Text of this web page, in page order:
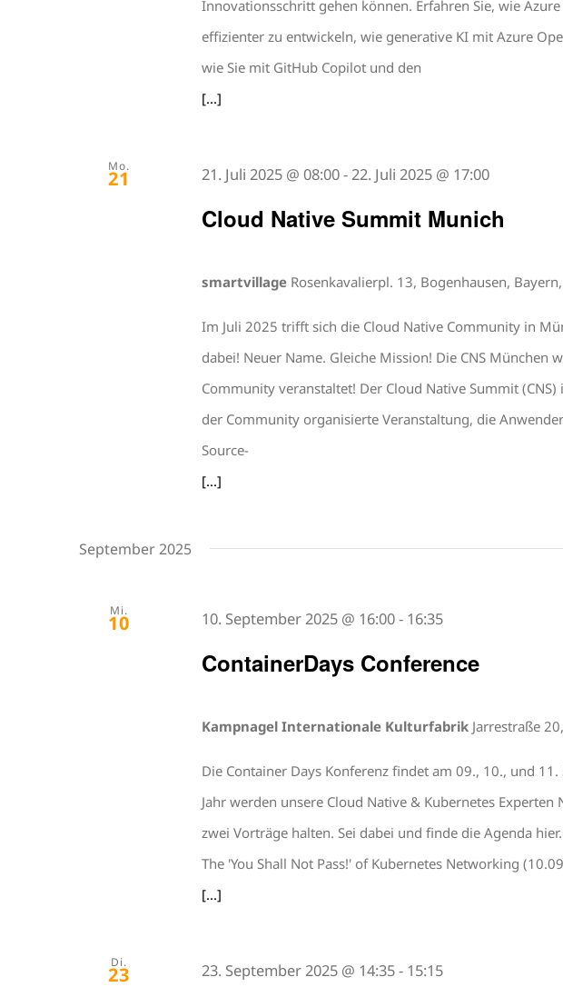
Innovationsschritt gehen können. Erfahren Sie, wie
effizienter zu entwickeln, wie generative KI mit Azure
wie Sie mit GitHub Copilot und den
[...]
Mo.
21
Cloud Native Summit Munich
21. Juli 2025 @ 08:00-22. Juli 2025 @ 17:00
smartvillage Rosenkavalierpl. 13, Bogenhausen,
Im Juli 2025 trifft sich die Cloud Native Community in
dabei! Neuer Name. Gleiche Mission! Die CNS
Community veranstaltet! Der Cloud Native Summit
der Community organisierte Veranstaltung, die
Source-
[...]
September 2025
Mi.
10
ContainerDays Conference
10. September 2025 @ 16:00- 16:35
Kampnagel Internationale Kulturfabrik Jarrestraße
Die Container Days Konferenz findet am 09., 10., und
Jahr werden unsere Cloud Native & Kubernetes
zwei Vorträge halten. Sei dabei und finde die Agenda
The 'You Shall Not Pass!' of Kubernetes Networking
[...]
Di.
23 23. September 2025 @ 14:35- 15:15